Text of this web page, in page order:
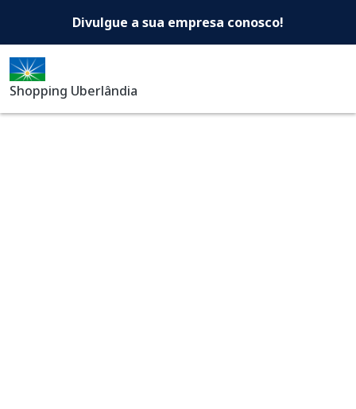
Shopping Uberlândia -
Divulgue a sua empresa conosco!
Shopping Uberlândia